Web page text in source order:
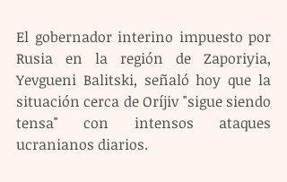
El gobernador interino impuesto por
Rusia en la región de Zaporiyia,
Yevgueni Balitski, señaló hoy que la
situación cerca de Oríjiv "sigue siendo
tensa" con intensos ataques
ucranianos diarios.